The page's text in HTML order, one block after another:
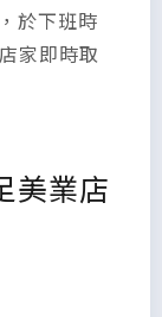
於下班時
家即時取
美業店